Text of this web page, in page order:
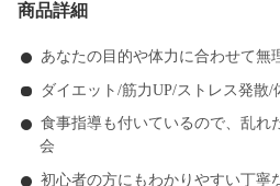
商品詳細
あなたの目的や体力に合わせて無
ダイエット/筋力UP/ストレス発散
食事指導も付いているので、乱れ
会
初心者の方にもわかりやすい丁寧